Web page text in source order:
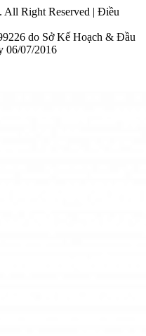
Right Reserved | Điều
do Sở Kế Hoạch & Đầu
06/07/2016